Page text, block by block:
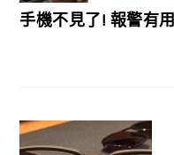
手機不見了! 報警有